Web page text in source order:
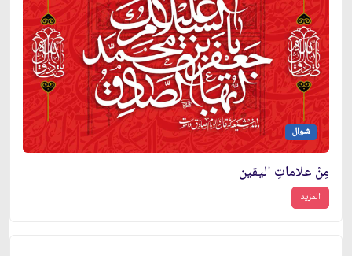
شوال
مِنْ علاماتِ اليقين
المزيد